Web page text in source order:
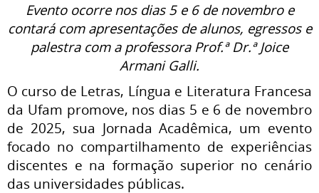
Evento ocorre nos dias 5 e 6 de novembro e
contará com apresentações de alunos, egressos e
palestra com a professora Prof.ª Dr.ª Joice
Armani Galli.
O curso de Letras, Língua e Literatura Francesa
da Ufam promove, nos dias 5 e 6 de novembro
de 2025, sua Jornada Acadêmica, um evento
focado no compartilhamento de experiências
discentes e na formação superior no cenário
das universidades públicas.